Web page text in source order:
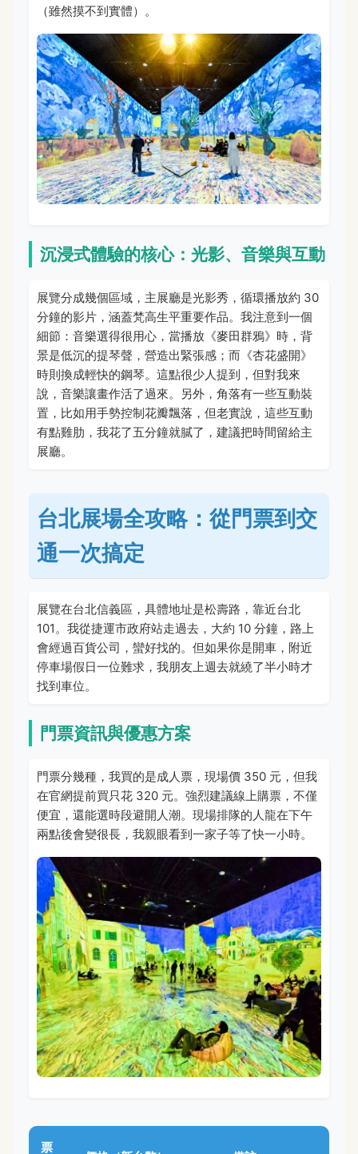
（雖然摸不到實體）。
沉浸式體驗的核心：光影、音樂與互動
展覽分成幾個區域，主展廳是光影秀，循環播放約 30
分鐘的影片，涵蓋梵高生平重要作品。我注意到一個
細節：音樂選得很用心，當播放《麥田群鴉》時，背
景是低沉的提琴聲，營造出緊張感；而《杏花盛開》
時則換成輕快的鋼琴。這點很少人提到，但對我來
說，音樂讓畫作活了過來。另外，角落有一些互動裝
置，比如用手勢控制花瓣飄落，但老實說，這些互動
有點雞肋，我花了五分鐘就膩了，建議把時間留給主
展廳。
台北展場全攻略：從門票到交
通一次搞定
展覽在台北信義區，具體地址是松壽路，靠近台北
101。我從捷運市政府站走過去，大約 10 分鐘，路上
會經過百貨公司，蠻好找的。但如果你是開車，附近
停車場假日一位難求，我朋友上週去就繞了半小時才
找到車位。
門票資訊與優惠方案
門票分幾種，我買的是成人票，現場價 350 元，但我
在官網提前買只花 320 元。強烈建議線上購票，不僅
便宜，還能選時段避開人潮。現場排隊的人龍在下午
兩點後會變很長，我親眼看到一家子等了快一小時。
票